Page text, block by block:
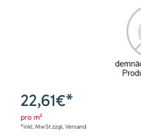
22,61€*
pro m²
*inkl. MwSt zzgl. Versand